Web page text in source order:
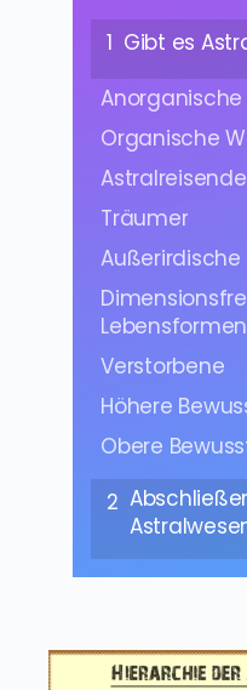
1 Gibt es
Organische
Träumer
Lebensformen
Verstorbene
Höhere
Obere
2